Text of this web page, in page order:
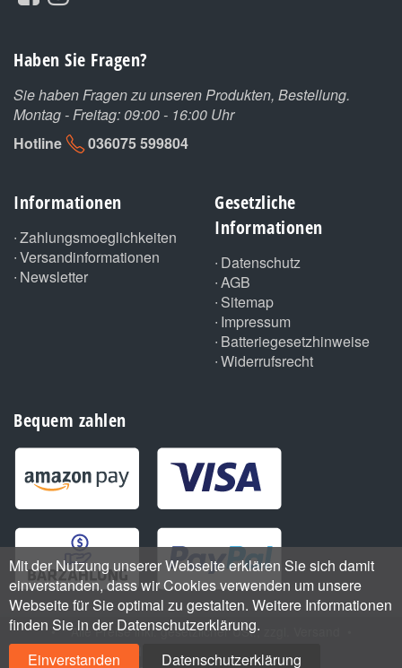
Haben Sie Fragen?
Sie haben Fragen zu unseren Produkten, Bestellung.
Montag - Freitag: 09:00 - 16:00 Uhr
Hotline
036075 599804
Informationen
Zahlungsmoeglichkeiten
Versandinformationen
Newsletter
Gesetzliche
Informationen
Datenschutz
AGB
Sitemap
Impressum
Batteriegesetzhinweise
Widerrufsrecht
Bequem zahlen
•*Alle Preise inkl. gesetzlicher USt., zzgl.
Handmade with
by ThemeArt
Mit der Nutzung unserer Webseite erklären Sie sich damit
einverstanden, dass wir Cookies verwenden um unsere
Webseite für Sie optimal zu gestalten. Weitere Informationen
finden Sie in der Datenschutzerklärung.
Einverstanden
Datenschutzerklärung